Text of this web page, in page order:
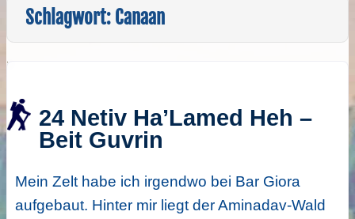
Schlagwort: Canaan
24 Netiv Ha’Lamed Heh –
Beit Guvrin
Mein Zelt habe ich irgendwo bei Bar Giora
aufgebaut. Hinter mir liegt der Aminadav-Wald